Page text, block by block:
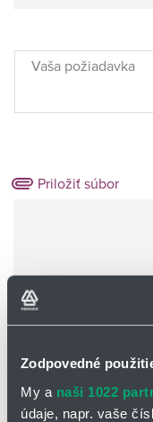
Zodpovedné
My a naši 1022
údaje, napr. vaše
Vaša požiadavka
Priložiť súbor
Vložte jeden
Základné